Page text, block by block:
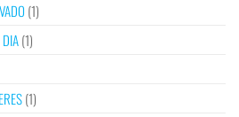
(1)
DIA(1)
(1)